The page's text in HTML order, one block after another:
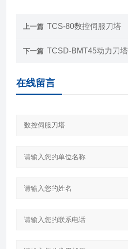
上一篇 TCS-80数控伺服刀塔
下一篇 TCSD-BMT45动力刀塔
在线留言